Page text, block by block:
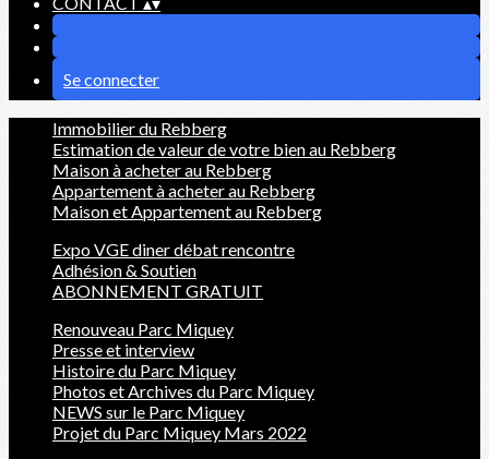
Se connecter
Immobilier du Rebberg
Estimation de valeur de votre bien au Rebberg
Maison à acheter au Rebberg
Appartement à acheter au Rebberg
Maison et Appartement au Rebberg
Expo VGE diner débat rencontre
Adhésion & Soutien
ABONNEMENT GRATUIT
Renouveau Parc Miquey
Presse et interview
Histoire du Parc Miquey
Photos et Archives du Parc Miquey
NEWS sur le Parc Miquey
Projet du Parc Miquey Mars 2022